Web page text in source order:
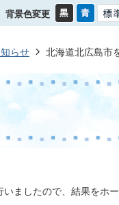
背景色変更
らせ 北海道北広島市
ましたので、結果をホ